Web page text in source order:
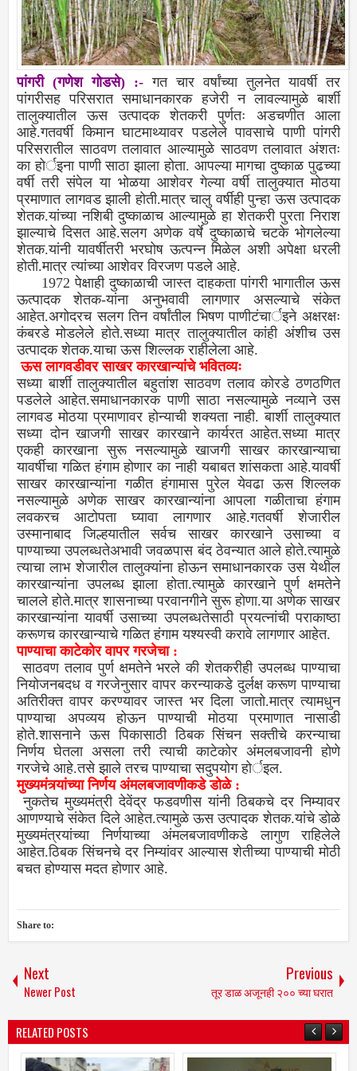
पांगरी (गणेश गोडसे) :-गत चार वर्षांच्या तुलनेत यावर्षी तर
पांगरीसह परिसरात समाधानकारक हजेरी न लावल्यामुळे बार्शी
तालुक्यातील ऊस उत्पादक शेतकरी पुर्णतः अडचणीत आला
आहे.गतवर्षी किमान घाटमाथ्यावर पडलेले पावसाचे पाणी पांगरी
परिसरातील साठवण तलावात आल्यामुळे साठवण तलावात अंशतः
का होर्इना पाणी साठा झाला होता. आपल्या मागचा दुष्काळ पुढच्या
वर्षी तरी संपेल या भोळया आशेवर गेल्या वर्षी तालुक्यात मोठया
प्रमाणात लागवड झाली होती.मात्र चालु वर्षीही पुन्हा ऊस उत्पादक
शेतक.यांच्या नशिबी दुष्काळाच आल्यामुळे हा शेतकरी पुरता निराश
झाल्याचे दिसत आहे.सलग अणेक वर्षे दुष्काळाचे चटके भोगलेल्या
शेतक.यांनी यावर्षीतरी भरघोष ऊत्पन्न मिळेल अशी अपेक्षा धरली
होती.मात्र त्यांच्या आशेवर विरजण पडले आहे.
1972 पेक्षाही दुष्काळाची जास्त दाहकता पांगरी भागातील ऊस
ऊत्पादक शेतक-यांना अनुभवावी लागणार असल्याचे संकेत
आहेत.अगोदरच सलग तिन वर्षांतील भिषण पाणीटंचार्इने अक्षरक्षः
कंबरडे मोडलेले होते.सध्या मात्र तालुक्यातील कांही अंशीच उस
उत्पादक शेतक.याचा ऊस शिल्लक राहीलेला आहे.
ऊस लागवडीवर साखर कारखान्यांचे भवितव्यः
सध्या बार्शी तालुक्यातील बहुतांश साठवण तलाव कोरडे ठणठणित
पडलेले आहेत.समाधानकारक पाणी साठा नसल्यामुळे नव्याने उस
लागवड मोठया प्रमाणावर होन्याची शक्यता नाही. बार्शी तालुक्यात
सध्या दोन खाजगी साखर कारखाने कार्यरत आहेत.सध्या मात्र
एकही कारखाना सुरू नसल्यामुळे खाजगी साखर कारखान्याचा
यावर्षीचा गळित हंगाम होणार का नाही यबाबत शांसकता आहे.यावर्षी
साखर कारखान्यांना गळीत हंगामास पुरेल येवढा ऊस शिल्लक
नसल्यामुळे अणेक साखर कारखान्यांना आपला गळीताचा हंगाम
लवकरच आटोपता घ्यावा लागणार आहे.गतवर्षी शेजारील
उस्मानाबाद जिल्हयातील सर्वच साखर कारखाने उसाच्या व
पाण्याच्या उपलब्धतेअभावी जवळपास बंद ठेवन्यात आले होते.त्यामुळे
त्याचा लाभ शेजारील तालुक्यांना होऊन समाधानकारक उस येथील
कारखान्यांना उपलब्ध झाला होता.त्यामुळे कारखाने पुर्ण क्षमतेने
चालले होते.मात्र शासनाच्या परवानगीने सुरू होणा.या अणेक साखर
कारखान्यांना यावर्षी उसाच्या उपलब्धतेसाठी प्रयत्नांची पराकाष्ठा
करूणच कारखान्याचे गळित हंगाम यश्यस्वी करावे लागणार आहेत.
पाण्याचा काटेकोर वापर गरजेचा :
साठवण तलाव पुर्ण क्षमतेने भरले की शेतकरीही उपलब्ध पाण्याचा
नियोजनबदध व गरजेनुसार वापर करन्याकडे दुर्लक्ष करूण पाण्याचा
अतिरीक्त वापर करण्यावर जास्त भर दिला जातो.मात्र त्यामधुन
पाण्याचा अपव्यय होऊन पाण्याची मोठया प्रमाणात नासाडी
होते.शासनाने ऊस पिकासाठी ठिबक सिंचन सक्तीचे करन्याचा
निर्णय घेतला असला तरी त्याची काटेकोर अंमलबजावनी होणे
गरजेचे आहे.तसे झाले तरच पाण्याचा सदुपयोग होर्इल.
मुख्यमंत्र्यांच्या निर्णय अंमलबजावणीकडे डोळे :
नुकतेच मुख्यमंत्री देवेंद्र फडवणीस यांनी ठिबकचे दर निम्यावर
आणण्याचे संकेत दिले आहेत.त्यामुळे ऊस उत्पादक शेतक.यांचे डोळे
मुख्यमंत्रयांच्या निर्णयाच्या अंमलबजावणीकडे लागुण राहिलेले
आहेत.ठिबक सिंचनचे दर निम्यांवर आल्यास शेतीच्या पाण्याची मोठी
बचत होण्यास मदत होणार आहे.
Share to:
Next
Newer Post
Previous
तूर डाळ अजूनही २०० च्या घरात
RELATED POSTS